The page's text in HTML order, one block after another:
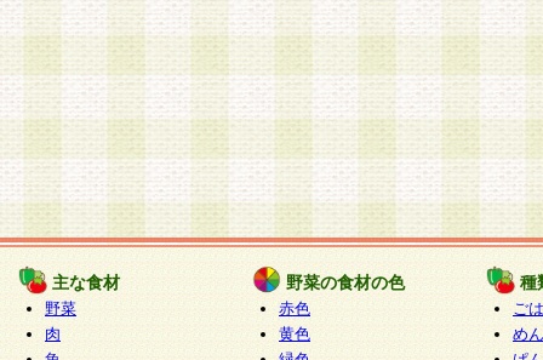
主な食材
野菜
肉
野菜の食材の色
赤色
黄色
種
ご
めん